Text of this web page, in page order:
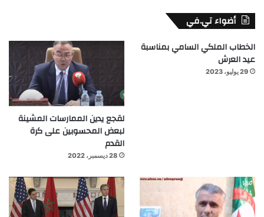
أضواء تي.في
الخطاب الملكي السامي بمناسبة
عيد العرش
29 يوليو، 2023
لقجع يدين الممارسات المشينة
لبعض المحسوبين على كرة
القدم
28 ديسمبر، 2022